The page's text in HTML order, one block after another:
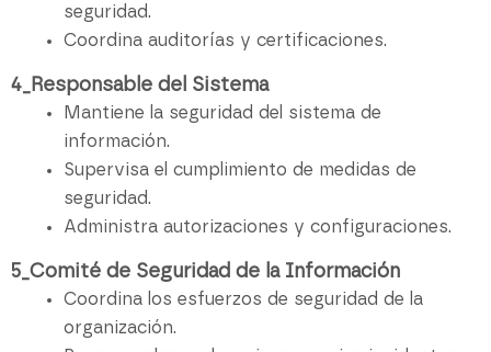
seguridad.
Coordina auditorías y certificaciones.
4_Responsable del Sistema
Mantiene la seguridad del sistema de
información.
Supervisa el cumplimiento de medidas de
seguridad.
Administra autorizaciones y configuraciones.
5_Comité de Seguridad de la Información
Coordina los esfuerzos de seguridad de la
organización.